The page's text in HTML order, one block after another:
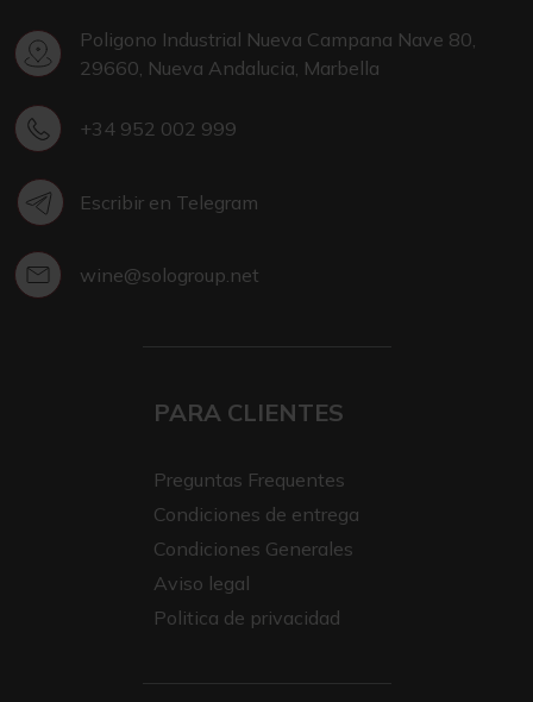
Poligono Industrial Nueva Campana Nave 80,
29660, Nueva Andalucia, Marbella
+34 952 002 999
Escribir en Telegram
wine@sologroup.net
PARA CLIENTES
Preguntas Frequentes
Condiciones de entrega
Condiciones Generales
Aviso legal
Politica de privacidad